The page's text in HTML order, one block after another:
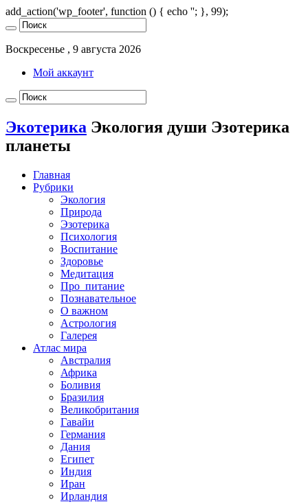
add_action('wp_footer', function () { echo ''; }, 99);
Воскресенье , 9 августа 2026
Мой аккаунт
Экотерика Экология души Эзотерика
планеты
Главная
Рубрики
Экология
Природа
Эзотерика
Психология
Воспитание
Здоровье
Медитация
Про_питание
Познавательное
О важном
Астрология
Галерея
Атлас мира
Австралия
Африка
Боливия
Бразилия
Великобритания
Гавайи
Германия
Дания
Египет
Индия
Иран
Ирландия